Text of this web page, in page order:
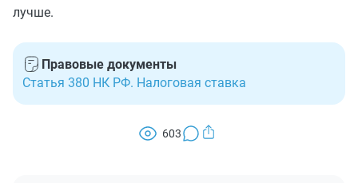
лучше.
Правовые документы
Статья 380 НК РФ. Налоговая ставка
603